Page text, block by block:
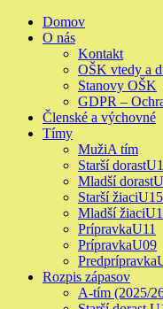
Skip
Primary
Menu
Domov
O nás
Kontakt
OŠK vtedy a
Stanovy OŠK
GDPR –
Členské a výchovné
Tímy
MužiA tím
Starší dorast
Mladší dorast
Starší žiaciU15
Mladší žiaci
PrípravkaU11
PrípravkaU09
Predprípravka
Rozpis zápasov
A-tím (2025/